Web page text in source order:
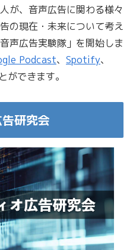
が、音声広告に関わる様々
の現在・未来について考え
声広告実験隊」を開始しま
Podcast、 Spotify、
ができます。
研究会